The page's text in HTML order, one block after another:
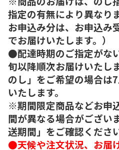
指定の有無により異なり
お申込み分は、お申込み
でお届けいたします。）
●配達時期のご指定がな
旬以降順次お届けいたし
のし」をご希望の場合は
いたします。
※期間限定商品などお申
間が異なる場合がござい
送期間」をご確認ください
●天候や注文状況、お届